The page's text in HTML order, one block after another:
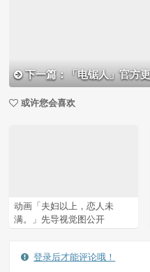
下一篇：「电锯人」官方
或许您会喜欢
动画「夫妇以上，恋人未
满。」先导视觉图公开
登录后才能评论哦！